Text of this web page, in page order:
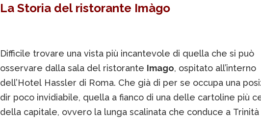
La Storia del ristorante Imàgo
Difficile trovare una vista più incantevole di quella che si può
osservare dalla sala del ristorante Imago, ospitato all’interno
dell’Hotel Hassler di Roma. Che già di per se occupa una
dir poco invidiabile, quella a fianco di una delle cartoline più
della capitale, ovvero la lunga scalinata che conduce a Trinità